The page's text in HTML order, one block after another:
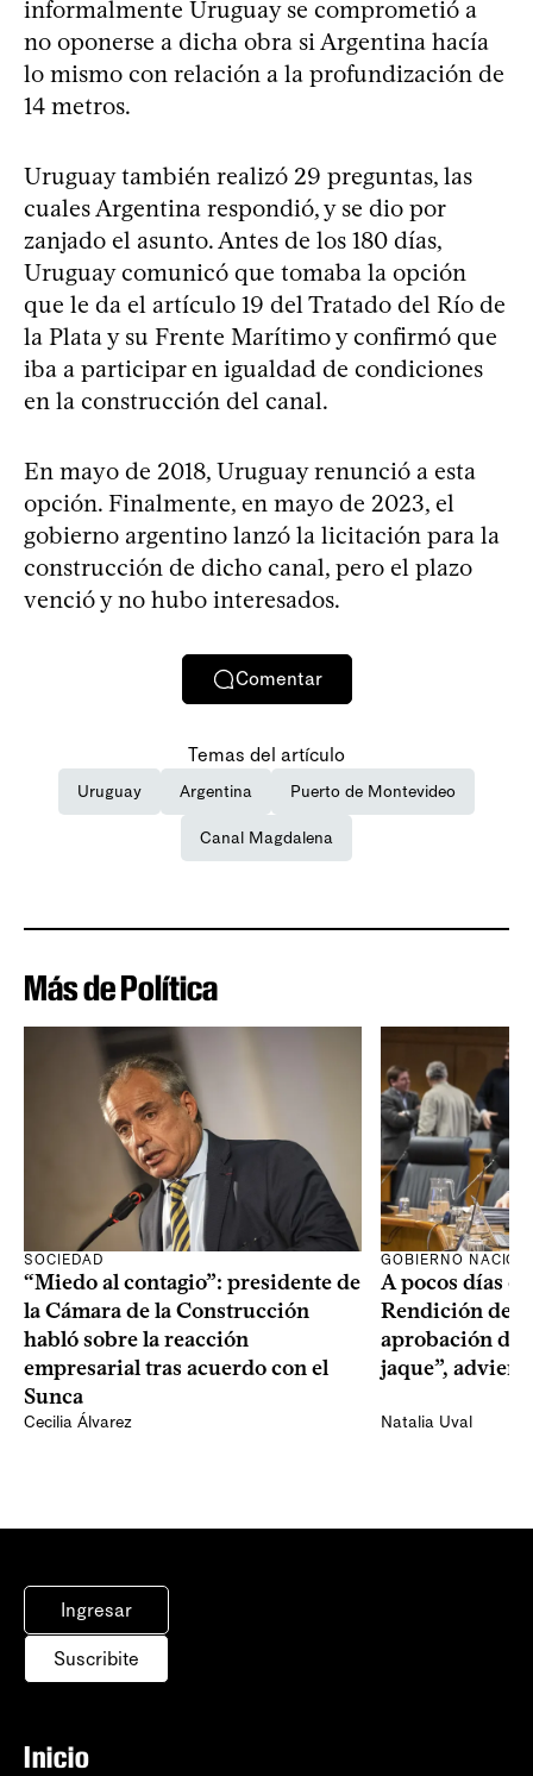
informalmente Uruguay se comprometió a
no oponerse a dicha obra si Argentina hacía
lo mismo con relación a la profundización de
14 metros.
Uruguay también realizó 29 preguntas, las
cuales Argentina respondió, y se dio por
zanjado el asunto. Antes de los 180 días,
Uruguay comunicó que tomaba la opción
que le da el artículo 19 del Tratado del Río de
la Plata y su Frente Marítimo y confirmó que
iba a participar en igualdad de condiciones
en la construcción del canal.
En mayo de 2018, Uruguay renunció a esta
opción. Finalmente, en mayo de 2023, el
gobierno argentino lanzó la licitación para la
construcción de dicho canal, pero el plazo
venció y no hubo interesados.
Comentar
Temas del artículo
Uruguay Argentina Puerto de Montevideo
Canal Magdalena
Más de Política
SOCIEDAD
“Miedo al contagio”: presidente de
la Cámara de la Construcción
habló sobre la reacción
empresarial tras acuerdo con el
Sunca
Cecilia Álvarez
GOBIERNO
A pocos días
Rendición de
aprobación del
jaque”,
Natalia Uval
Ingresar
Suscribite
Inicio